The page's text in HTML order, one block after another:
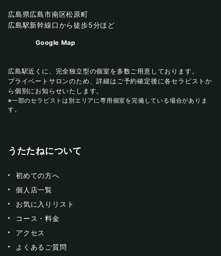
広島県広島市南区松原町
広島駅新幹線口から徒歩5分ほど
Google Map
広島駅近くに、完全独立型の個室を多数ご用意しております。
プライベートサロンのため、詳細はご予約確定後に各セラピストか
ら個別にお知らせいたします。
※一部のセラピストは別エリアに専用個室を完備している場合がありま
す。
うたたねについて
初めての方へ
個人店一覧
お気に入りリスト
コース・料金
アクセス
よくあるご質問